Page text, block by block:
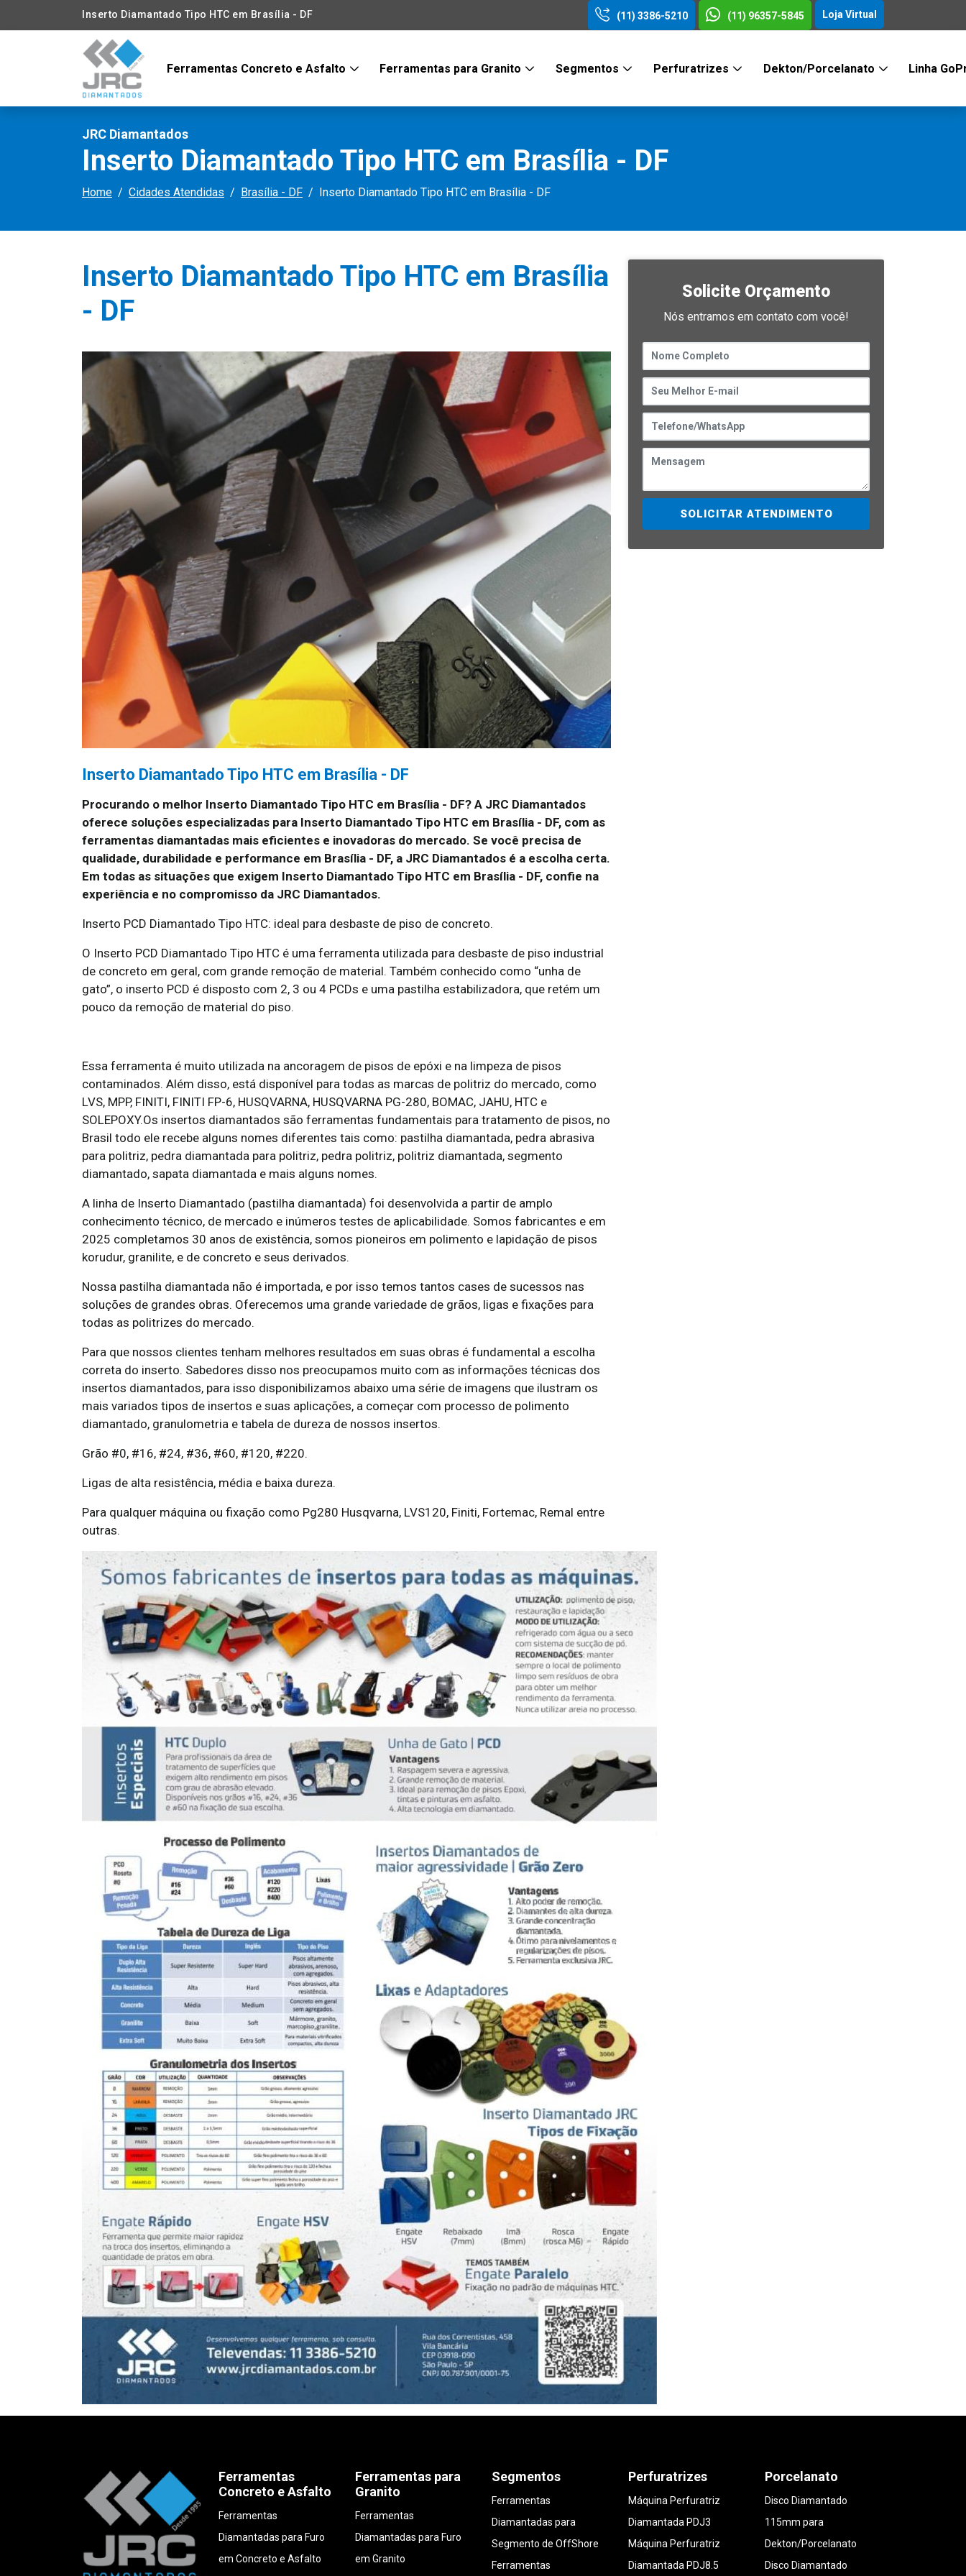
Inserto Diamantado Tipo HTC em Brasília - DF (11) 3386-5210 (11) 96357-5845 Loja Virtual
Ferramentas Concreto e Asfalto Ferramentas para Granito Segmentos Perfuratrizes Dekton/Porcelanato Linha
JRC Diamantados
Inserto Diamantado Tipo HTC em Brasília - DF
Home Cidades Atendidas Brasília - DF Inserto Diamantado Tipo HTC em Brasília - DF
Inserto Diamantado Tipo HTC em Brasília
- DF
Inserto Diamantado Tipo HTC em Brasília - DF
Procurando o melhor Inserto Diamantado Tipo HTC em Brasília - DF? A JRC Diamantados
oferece soluções especializadas para Inserto Diamantado Tipo HTC em Brasília - DF, com as
ferramentas diamantadas mais eficientes e inovadoras do mercado. Se você precisa de
qualidade, durabilidade e performance em Brasília - DF, a JRC Diamantados é a escolha certa.
Em todas as situações que exigem Inserto Diamantado Tipo HTC em Brasília - DF, confie na
experiência e no compromisso da JRC Diamantados.
Inserto PCD Diamantado Tipo HTC: ideal para desbaste de piso de concreto.
O Inserto PCD Diamantado Tipo HTC é uma ferramenta utilizada para desbaste de piso industrial
de concreto em geral, com grande remoção de material. Também conhecido como “unha de
gato”, o inserto PCD é disposto com 2, 3 ou 4 PCDs e uma pastilha estabilizadora, que retém um
pouco da remoção de material do piso.
Essa ferramenta é muito utilizada na ancoragem de pisos de epóxi e na limpeza de pisos
contaminados. Além disso, está disponível para todas as marcas de politriz do mercado, como
LVS, MPP, FINITI, FINITI FP-6, HUSQVARNA, HUSQVARNA PG-280, BOMAC, JAHU, HTC e
SOLEPOXY.Os insertos diamantados são ferramentas fundamentais para tratamento de pisos, no
Brasil todo ele recebe alguns nomes diferentes tais como: pastilha diamantada, pedra abrasiva
para politriz, pedra diamantada para politriz, pedra politriz, politriz diamantada, segmento
diamantado, sapata diamantada e mais alguns nomes.
A linha de Inserto Diamantado (pastilha diamantada) foi desenvolvida a partir de amplo
conhecimento técnico, de mercado e inúmeros testes de aplicabilidade. Somos fabricantes e em
2025 completamos 30 anos de existência, somos pioneiros em polimento e lapidação de pisos
korudur, granilite, e de concreto e seus derivados.
Nossa pastilha diamantada não é importada, e por isso temos tantos cases de sucessos nas
soluções de grandes obras. Oferecemos uma grande variedade de grãos, ligas e fixações para
todas as politrizes do mercado.
Para que nossos clientes tenham melhores resultados em suas obras é fundamental a escolha
correta do inserto. Sabedores disso nos preocupamos muito com as informações técnicas dos
insertos diamantados, para isso disponibilizamos abaixo uma série de imagens que ilustram os
mais variados tipos de insertos e suas aplicações, a começar com processo de polimento
diamantado, granulometria e tabela de dureza de nossos insertos.
Grão #0, #16, #24, #36, #60, #120, #220.
Ligas de alta resistência, média e baixa dureza.
Para qualquer máquina ou fixação como Pg280 Husqvarna, LVS120, Finiti, Fortemac, Remal entre
outras.
Solicite Orçamento
Nós entramos em contato com você!
SOLICITAR ATENDIMENTO
Ferramentas
Concreto e Asfalto
Ferramentas
Diamantadas para Furo
em Concreto e Asfalto
Ferramentas para
Granito
Ferramentas
Diamantadas para Furo
em Granito
Segmentos
Ferramentas
Diamantadas para
Segmento de OffShore
Ferramentas
Perfuratrizes
Máquina Perfuratriz
Diamantada PDJ3
Máquina Perfuratriz
Diamantada PDJ8.5
Porcelanato
Disco Diamantado
115mm para
Dekton/Porcelanato
Disco Diamantado